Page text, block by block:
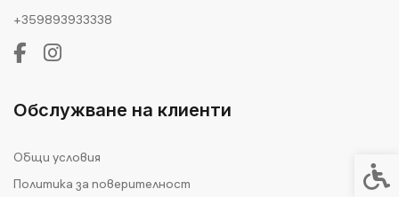
+359893933338
Обслужване на клиенти
Общи условия
Политика за поверителност